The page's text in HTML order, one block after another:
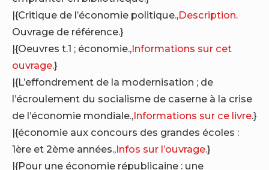
|{Critique de l’économie politique.,Description.
Ouvrage de référence.}
|{Oeuvres t.1 ; économie.,Informations sur cet
ouvrage.}
|{L’effondrement de la modernisation ; de
l’écroulement du socialisme de caserne à la crise
de l’économie mondiale.,Informations sur ce livre.}
|{économie aux concours des grandes écoles :
1ère et 2ème années.,Infos sur l’ouvrage.}
|{Pour une économie républicaine : une